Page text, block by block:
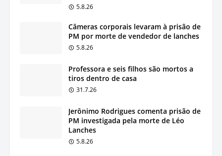
5.8.26
Câmeras corporais levaram à prisão de
PM por morte de vendedor de lanches
5.8.26
Professora e seis filhos são mortos a
tiros dentro de casa
31.7.26
Jerônimo Rodrigues comenta prisão de
PM investigada pela morte de Léo
Lanches
5.8.26